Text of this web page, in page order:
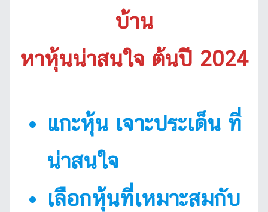
บ้าน
หาหุ้นน่าสนใจ ต้นปี 2024
แกะหุ้น เจาะประเด็น ที่
น่าสนใจ
เลือกหุ้นที่เหมาะสมกับ